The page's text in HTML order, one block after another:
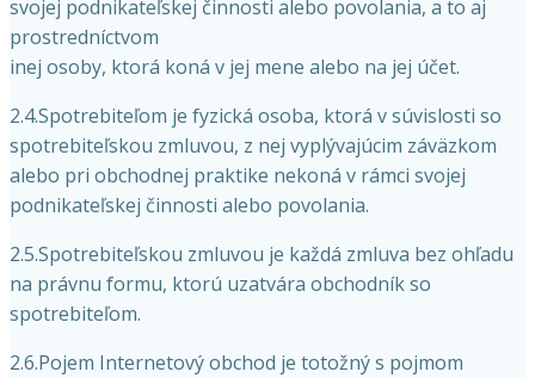
svojej podnikateľskej činnosti alebo povolania, a to aj
prostredníctvom
inej osoby, ktorá koná v jej mene alebo na jej účet.
2.4.Spotrebiteľom je fyzická osoba, ktorá v súvislosti so
spotrebiteľskou zmluvou, z nej vyplývajúcim záväzkom
alebo pri obchodnej praktike nekoná v rámci svojej
podnikateľskej činnosti alebo povolania.
2.5.Spotrebiteľskou zmluvou je každá zmluva bez ohľadu
na právnu formu, ktorú uzatvára obchodník so
spotrebiteľom.
2.6.Pojem Internetový obchod je totožný s pojmom